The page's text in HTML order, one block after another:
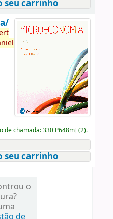
seu carrinho
de chamada:330 P648m] (2).
seu carrinho
o